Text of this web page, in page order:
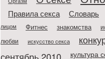
Правила секса Словарь
лицом Фитнес знакомства
любви искусство секса
сентябрь 2010 культура